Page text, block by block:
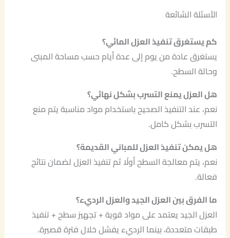
الأسئلة الشائعة
كم يستغرق تنفيذ العزل المائي؟
يستغرق عادة من يوم إلى عدة أيام حسب مساحة المبنى
وحالة السطح.
هل العزل يمنع التسرب بشكل نهائي؟
نعم، عند التنفيذ الصحيح باستخدام مواد مناسبة يتم منع
التسرب بشكل كامل.
هل يمكن تنفيذ العزل للمباني القديمة؟
نعم، يتم معالجة السطح أولًا ثم تنفيذ العزل لضمان نتائج
فعالة.
ما الفرق بين العزل الجيد والعزل الرديء؟
العزل الجيد يعتمد على مواد قوية + تجهيز سطح + تنفيذ
طبقات متعددة، بينما الرديء يفشل خلال فترة قصيرة.